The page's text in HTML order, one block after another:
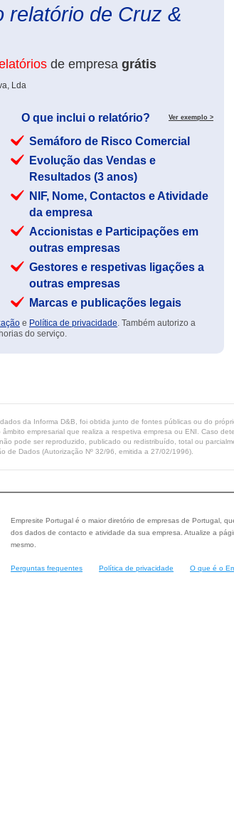
relatório de Cruz &
de empresa grátis
Lda
O que inclui o relatório? Ver exemplo >
Semáforo de Risco Comercial
Evolução das Vendas e
Resultados (3 anos)
NIF, Nome, Contactos e Atividade
da empresa
Accionistas e Participações em
outras empresas
Gestores e respetivas ligações a
outras empresas
Marcas e publicações legais
e Política de privacidade. Também autorizo a
do serviço.
da Informa D&B, foi obtida junto de fontes públicas ou do
empresarial que realiza a respetiva empresa ou ENI. Caso
pode ser reproduzido, publicado ou redistribuído, total ou
de Dados (Autorização Nº 32/96, emitida a 27/02/1996).
Empresite Portugal é o maior diretório de empresas de Portugal,
dos dados de contacto e atividade da sua empresa. Atualize a
mesmo.
Perguntas frequentes Política de privacidade O que é o